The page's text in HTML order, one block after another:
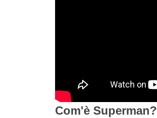
Com'è Superman?